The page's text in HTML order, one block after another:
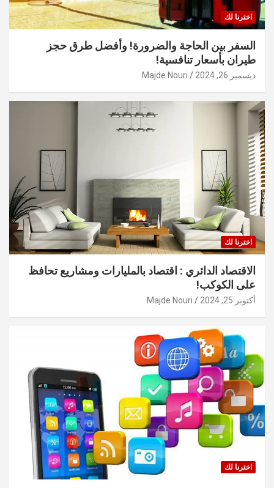
اخترنا لك
السفر بين الحاجة والضرورة! وأفضل طرق حجز
طيران بأسعار تنافسية!
ديسمبر 26, 2024 Majde Nouri
اخترنا لك
الاقتصاد الدائري : اقتصاد بالمليارات ومشاريع تحافظ
على الكوكب!
أكتوبر 25, 2024 Majde Nouri
اخترنا لك